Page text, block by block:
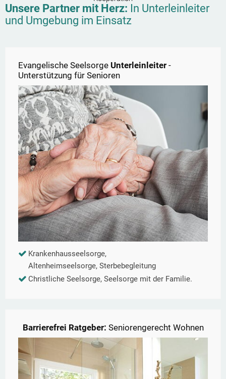
Unsere Partner mit Herz: In Unterleinleiter
und Umgebung im Einsatz
Evangelische Seelsorge Unterleinleiter -
Unterstützung für Senioren
Krankenhausseelsorge,
Altenheimseelsorge, Sterbebegleitung
Christliche Seelsorge, Seelsorge mit der Familie.
Barrierefrei Ratgeber: Seniorengerecht Wohnen